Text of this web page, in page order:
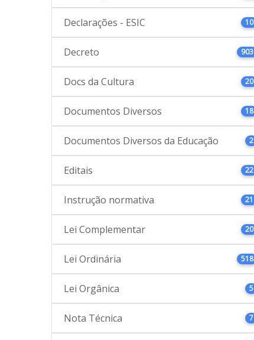
Declarações - ESIC 10
Decreto 903
Docs da Cultura 20
Documentos Diversos 18
Documentos Diversos da Educação 2
Editais 22
Instrução normativa 21
Lei Complementar 20
Lei Ordinária 518
Lei Orgânica 5
Nota Técnica 7